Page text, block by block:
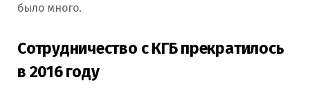
было много.
Сотрудничество с КГБ прекратилось
в 2016 году